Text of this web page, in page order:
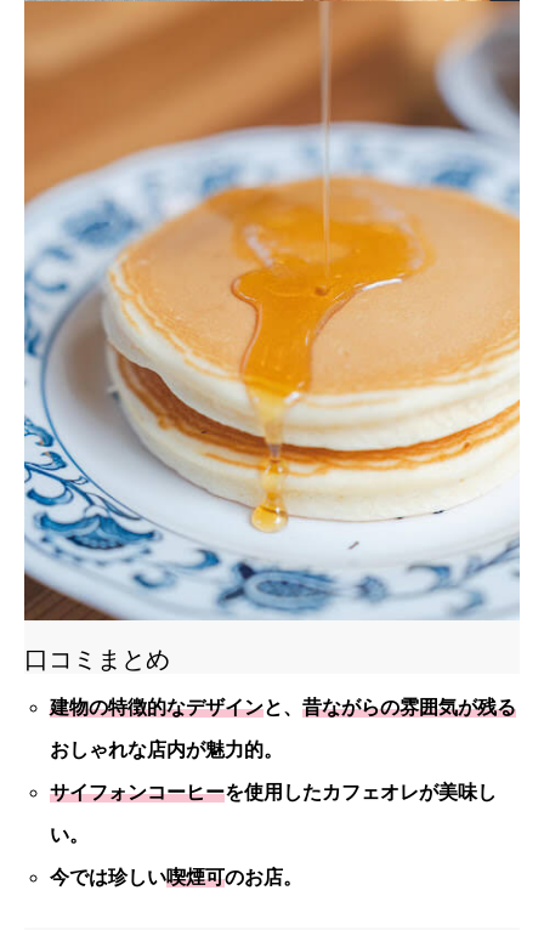
口コミまとめ
建物の特徴的なデザインと、 昔ながらの雰囲気が残る
おしゃれな店内が魅力的。
サイフォンコーヒーを使用したカフェオレが美味し
い。
今では珍しい喫煙可のお店。